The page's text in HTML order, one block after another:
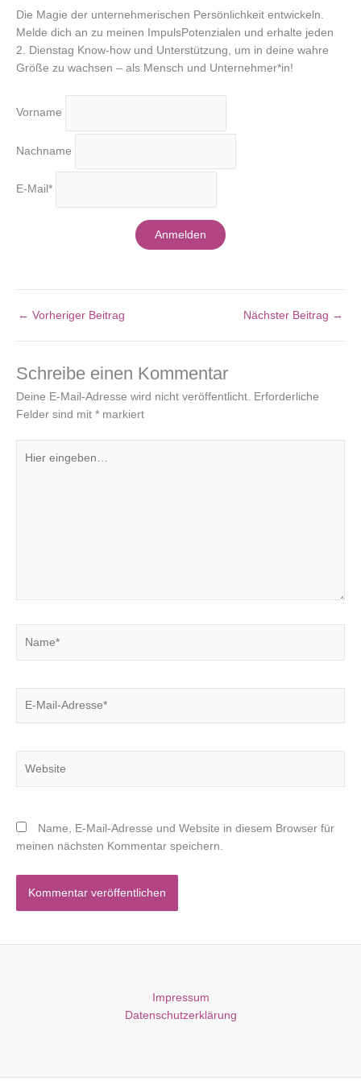
Die Magie der unternehmerischen Persönlichkeit entwickeln.
Melde dich an zu meinen ImpulsPotenzialen und erhalte jeden
2. Dienstag Know-how und Unterstützung, um in deine wahre
Größe zu wachsen – als Mensch und Unternehmer*in!
Vorname
Nachname
E-Mail*
Anmelden
← Vorheriger Beitrag Nächster Beitrag →
Schreibe einen Kommentar
Deine E-Mail-Adresse wird nicht veröffentlicht.
Erforderliche
Felder sind mit * markiert
eingeben…
Name, E-Mail-Adresse und Website in diesem Browser für
meinen nächsten Kommentar speichern.
Impressum
Datenschutzerklärung